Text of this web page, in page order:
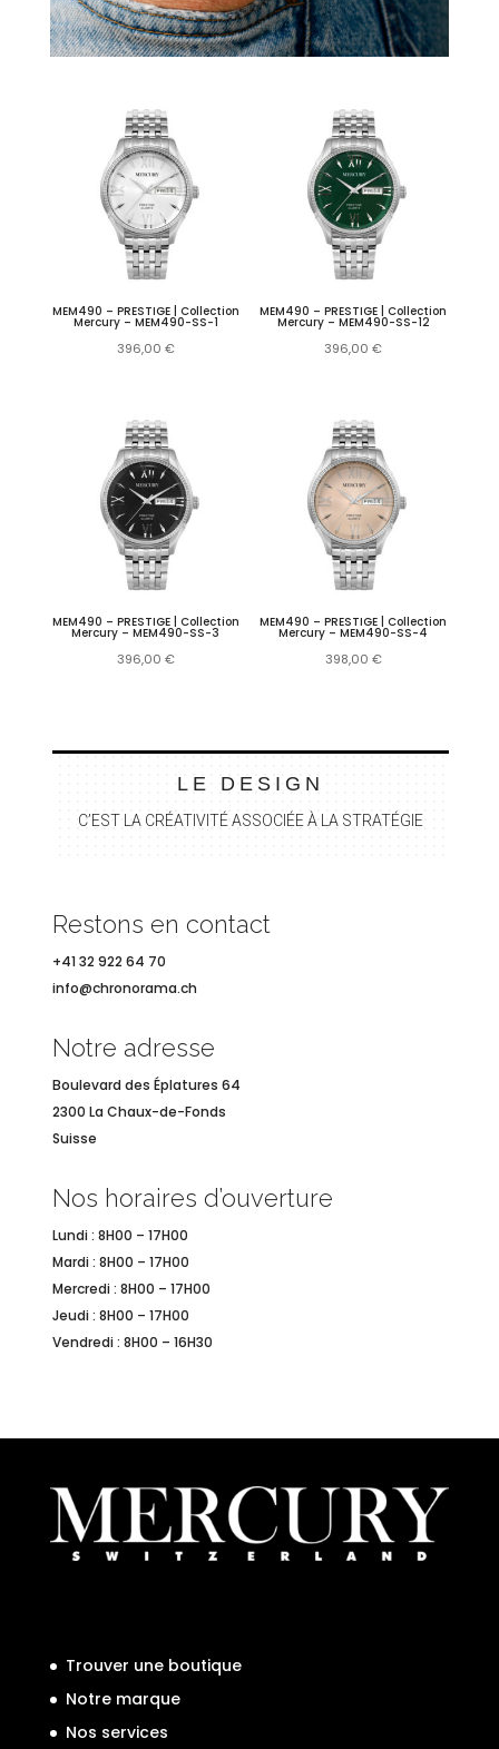
MEM490 – PRESTIGE | Collection
Mercury – MEM490-SS-1
396,00 €
MEM490 – PRESTIGE | Collection
Mercury – MEM490-SS-12
396,00€
MEM490 – PRESTIGE | Collection
Mercury – MEM490-SS-3
396,00 €
MEM490 – PRESTIGE | Collection
Mercury – MEM490-SS-4
398,00 €
LE DESIGN
C’EST LA CRÉATIVITÉ ASSOCIÉE À LA STRATÉGIE
Restons en contact
+41 32 922 64 70
info@chronorama.ch
Notre adresse
Boulevard des Éplatures 64
2300 La Chaux-de-Fonds
Suisse
Nos horaires d’ouverture
Lundi : 8H00 – 17H00
Mardi : 8H00 – 17H00
Mercredi : 8H00 – 17H00
Jeudi : 8H00 – 17H00
Vendredi : 8H00 – 16H30
Trouver une boutique
Notre marque
Nos services